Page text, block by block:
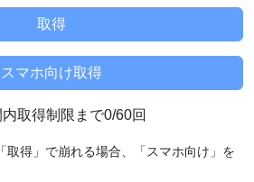
取得制限まで0/60回
取得」で崩れる場合、「スマホ向け」を